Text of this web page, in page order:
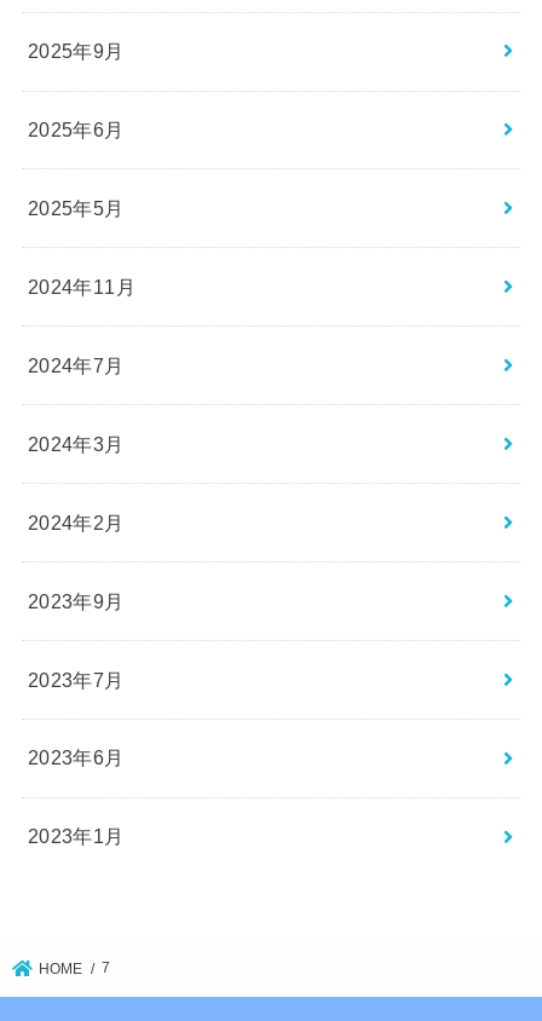
2025年9月
2025年6月
2025年5月
2024年11月
2024年7月
2024年3月
2024年2月
2023年9月
2023年7月
2023年6月
2023年1月
HOME 7